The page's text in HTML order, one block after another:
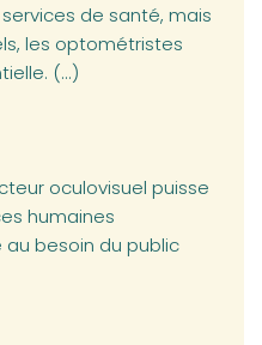
de santé, mais
les optométristes
(...)
oculovisuel puisse
humaines
besoin du public